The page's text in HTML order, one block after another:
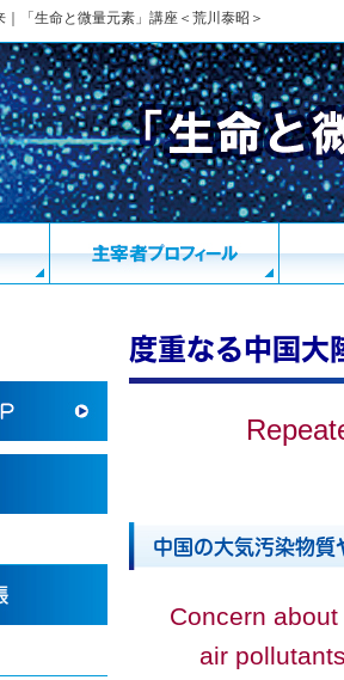
「生命と微量元素」講座＜荒川泰昭＞
度重なる中国大
中国の大気汚染物
Concern
air